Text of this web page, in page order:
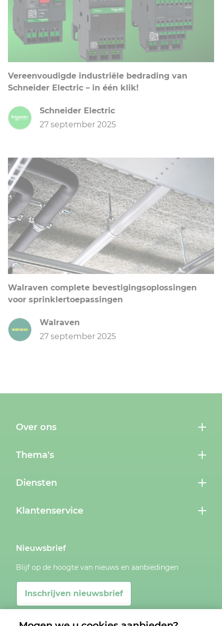
Vereenvoudigde industriële bedrading van
Schneider Electric – in één klik!
Schneider Electric
27 september 2025
Walraven complete bevestigingsoplossingen
voor sprinklertoepassingen
Walraven
27 september 2025
Over ons
Thema's
Diensten
Klantenservice
Nieuwsbrief
Blijf op de hoogte van nieuws en aanbiedingen
Inschrijven nieuwsbrief